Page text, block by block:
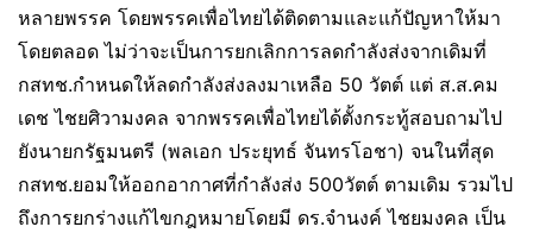
หลายพรรค โดยพรรคเพื่อไทยได้ติดตามและแก้ปัญหาให้มา
โดยตลอด ไม่ว่าจะเป็นการยกเลิกการลดกำลังส่งจากเดิมที่
กสทช.กำหนดให้ลดกำลังส่งลงมาเหลือ 50 วัตต์ แต่ ส.ส.คม
เดช ไชยศิวามงคล จากพรรคเพื่อไทยได้ตั้งกระทู้สอบถามไป
ยังนายกรัฐมนตรี (พลเอก ประยุทธ์ จันทรโอชา) จนในที่สุด
กสทช.ยอมให้ออกอากาศที่กำลังส่ง 500วัตต์ ตามเดิม รวมไป
ถึงการยกร่างแก้ไขกฎหมายโดยมี ดร.จำนงค์ ไชยมงคล เป็น